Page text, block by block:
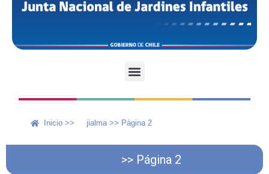
Inicio >> jialma>> Página 2
>> Página 2